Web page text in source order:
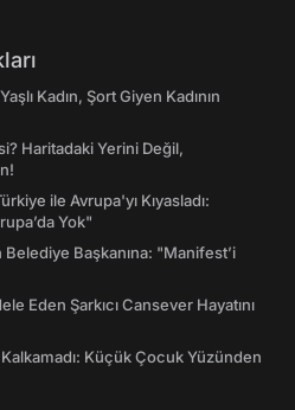
Kadın, Şort Giyen Kadının
Haritadaki Yerini Değil,
ile Avrupa'yı Kıyasladı:
Yok"
Başkanına: "Manifest’i
Eden Şarkıcı Cansever Hayatını
Küçük Çocuk Yüzünden